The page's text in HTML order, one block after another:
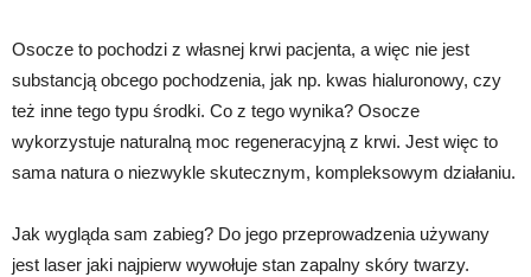
Osocze to pochodzi z własnej krwi pacjenta, a więc nie jest
substancją obcego pochodzenia, jak np. kwas hialuronowy, czy
też inne tego typu środki. Co z tego wynika? Osocze
wykorzystuje naturalną moc regeneracyjną z krwi. Jest więc to
sama natura o niezwykle skutecznym, kompleksowym działaniu.
Jak wygląda sam zabieg? Do jego przeprowadzenia używany
jest laser jaki najpierw wywołuje stan zapalny skóry twarzy.